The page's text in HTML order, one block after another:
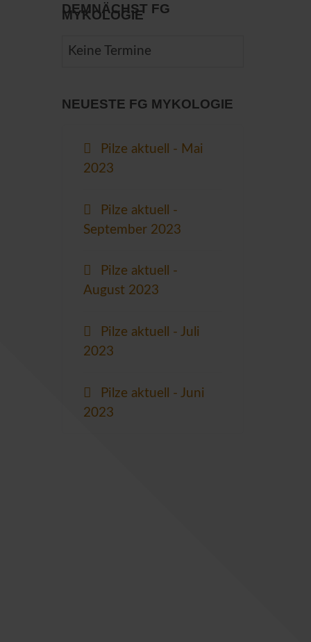
DEMNÄCHST FG
MYKOLOGIE
Keine Termine
NEUESTE FG MYKOLOGIE
Pilze aktuell - Mai
2023
Pilze aktuell -
September 2023
Pilze aktuell -
August 2023
Pilze aktuell - Juli
2023
Pilze aktuell - Juni
2023